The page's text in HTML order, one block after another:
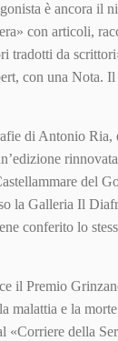
è ancora il
con articoli,
tradotti da
con una Nota. Il
di Antonio Ria,
del
la Galleria Il
conferito lo
il Premio
malattia e la
«Corriere della